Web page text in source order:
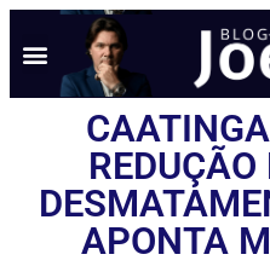
APONTA